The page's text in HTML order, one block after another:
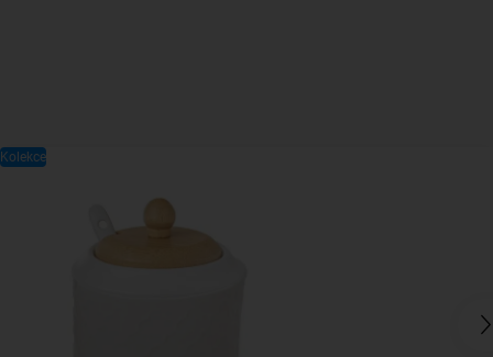
Kolekce